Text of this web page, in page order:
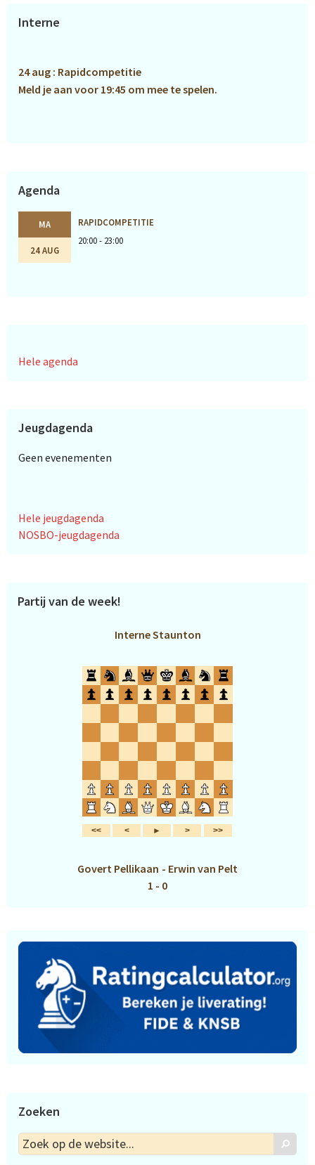
Primaire
Interne
24 aug : Rapidcompetitie
Meld je aan voor 19:45 om mee te spelen.
Agenda
MA
24 AUG
RAPIDCOMPETITIE
20:00 - 23:00
Hele agenda
Jeugdagenda
Geen evenementen
Hele jeugdagenda
NOSBO-jeugdagenda
Partij van de week!
Interne Staunton
Govert Pellikaan - Erwin van Pelt
1 - 0
Zoeken
Zoek
op
Zoek